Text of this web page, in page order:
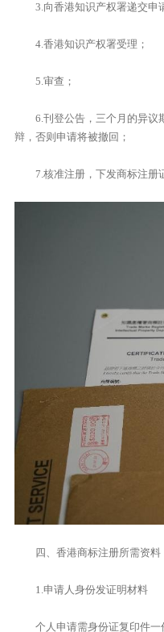
3.向香港知识产权署递交申
4.香港知识产权署受理；
5.审查；
6.刊登公告，三个月的异议
辩，否则申请将被撤回；
7.核准注册，下发商标注册
四、香港商标注册所需资料
1.申请人身份发证明材料
个人申请需身份证复印件一